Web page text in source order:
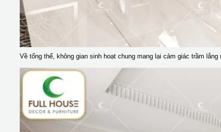
Về tổng thể, không gian sinh hoạt chung mang lại cảm giác trầm